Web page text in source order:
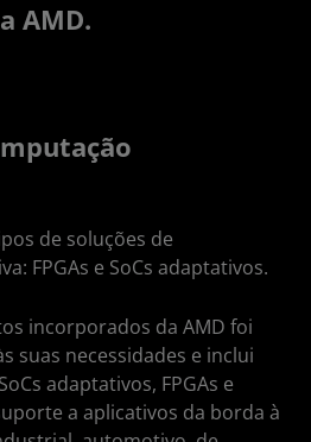
a AMD.
de soluções de
FPGAs e SoCs adaptativos.
incorporados da AMD foi
suas necessidades e inclui
adaptativos, FPGAs e
a aplicativos da borda à